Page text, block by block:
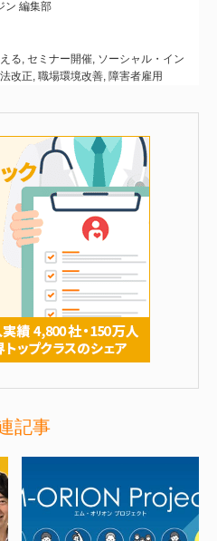
ン 編集部
る, セミナー開催, ソーシャル・イン
法改正, 職場環境改善, 障害者雇用
記事